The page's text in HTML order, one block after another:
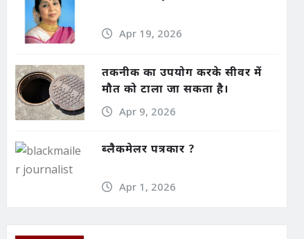
Apr 19, 2026
तकनीक का उपयोग करके सीवर में
मौत को टाला जा सकता है।
Apr 9, 2026
ब्लैकमेलर पत्रकार ?
Apr 1, 2026